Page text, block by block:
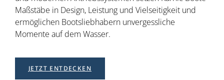
Maßstäbe in Design, Leistung und Vielseitigkeit und
ermöglichen Bootsliebhabern unvergessliche
Momente auf dem Wasser.
JETZT ENTDECKEN